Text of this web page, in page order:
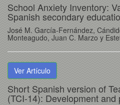
School Anxiety Inventory:
Spanish secondary
José M. García-Fernández,
Monteagudo, Juan C. Marzo y
Ver Artículo
Short Spanish version of
(TCI-14): Development